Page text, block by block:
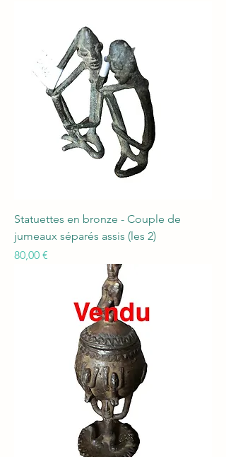
Statuettes en bronze - Couple de
jumeaux séparés assis (les 2)
Prix
80,00 €